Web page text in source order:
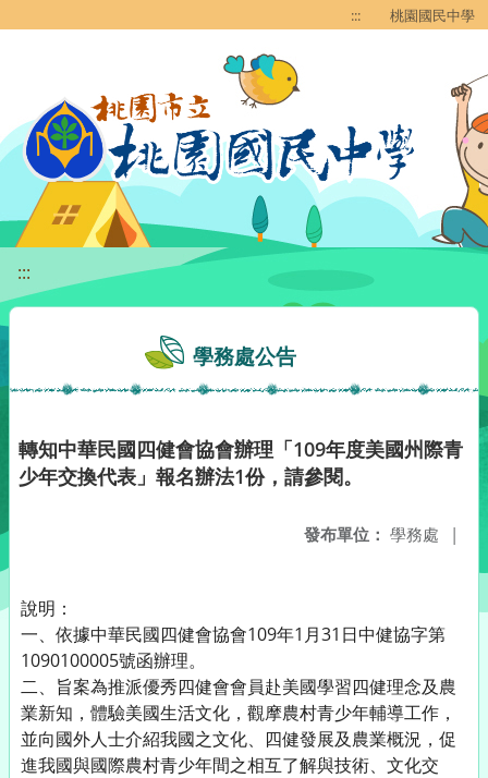
::: 桃園國民中學
:::
學務處公告
轉知中華民國四健會協會辦理「109年度美國州際青
少年交換代表」報名辦法1份，請參閱。
發布單位： 學務處 |
說明：
一、依據中華民國四健會協會109年1月31日中健協字第
1090100005號函辦理。
二、旨案為推派優秀四健會會員赴美國學習四健理念及農
業新知，體驗美國生活文化，觀摩農村青少年輔導工作，
並向國外人士介紹我國之文化、四健發展及農業概況，促
進我國與國際農村青少年間之相互了解與技術、文化交